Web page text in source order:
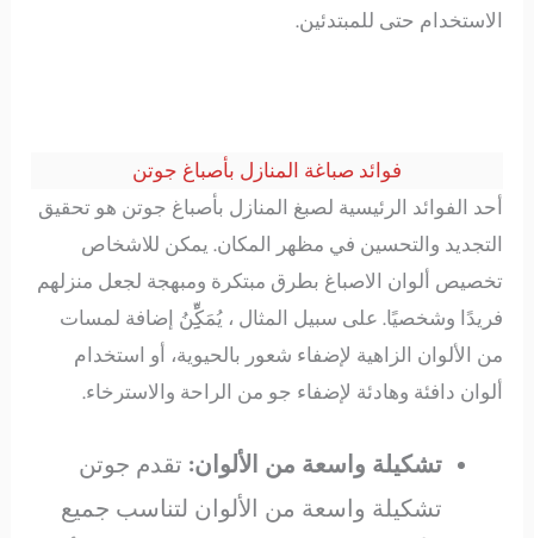
الاستخدام حتى للمبتدئين.
فوائد صباغة المنازل بأصباغ جوتن
أحد الفوائد الرئيسية لصبغ المنازل بأصباغ جوتن هو تحقيق
التجديد والتحسين في مظهر المكان. يمكن للاشخاص
تخصيص ألوان الاصباغ بطرق مبتكرة ومبهجة لجعل منزلهم
فريدًا وشخصيًا. على سبيل المثال ، يُمَكِِِِّْنُ إضافة لمسات
من الألوان الزاهية لإضفاء شعور بالحيوية، أو استخدام
ألوان دافئة وهادئة لإضفاء جو من الراحة والاسترخاء.
تشكيلة واسعة من الألوان: تقدم جوتن
تشكيلة واسعة من الألوان لتناسب جميع